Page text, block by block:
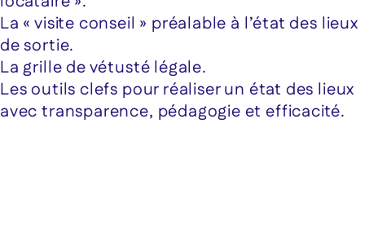
La « visite conseil » préalable à l’état des lieux
de sortie.
La grille de vétusté légale.
Les outils clefs pour réaliser un état des lieux
avec transparence, pédagogie et efficacité.